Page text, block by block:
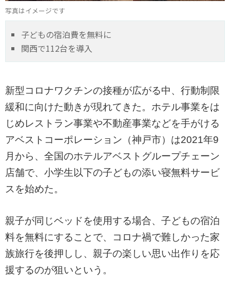
写真はイメージです
子どもの宿泊費を無料に
関西で112台を導入
新型コロナワクチンの接種が広がる中、行動制限
緩和に向けた動きが現れてきた。ホテル事業をは
じめレストラン事業や不動産事業などを手がける
アベストコーポレーション（神戸市）は2021年9
月から、全国のホテルアベストグループチェーン
店舗で、小学生以下の子どもの添い寝無料サービ
スを始めた。
親子が同じベッドを使用する場合、子どもの宿泊
料を無料にすることで、コロナ禍で難しかった家
族旅行を後押しし、親子の楽しい思い出作りを応
援するのが狙いという。